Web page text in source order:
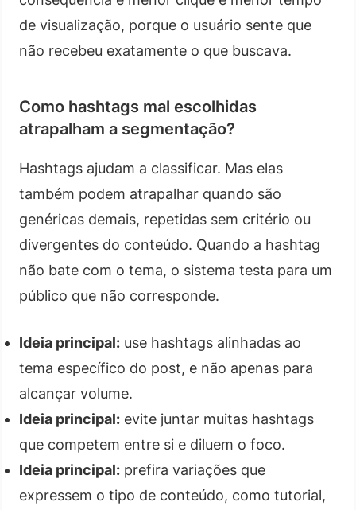
de visualização, porque o usuário sente que
não recebeu exatamente o que buscava.
Como hashtags mal escolhidas
atrapalham a segmentação?
Hashtags ajudam a classificar. Mas elas
também podem atrapalhar quando são
genéricas demais, repetidas sem critério ou
divergentes do conteúdo. Quando a hashtag
não bate com o tema, o sistema testa para um
público que não corresponde.
Ideia principal: use hashtags alinhadas ao
tema específico do post, e não apenas para
alcançar volume.
Ideia principal: evite juntar muitas hashtags
que competem entre si e diluem o foco.
Ideia principal: prefira variações que
expressem o tipo de conteúdo, como tutorial,